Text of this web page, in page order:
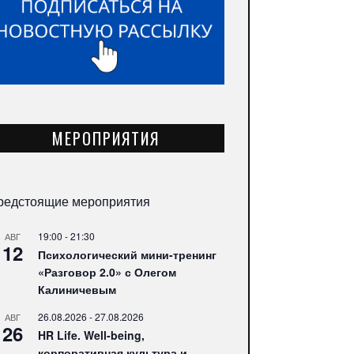
МЕРОПРИЯТИЯ
мероприятия
АВГ
12
19:00 -21:30
Психологический мини-тренинг
«Разговор 2.0» с Олегом
Калиничевым
АВГ
26
26.08.2026 -27.08.2026
HR Life. Well-being,